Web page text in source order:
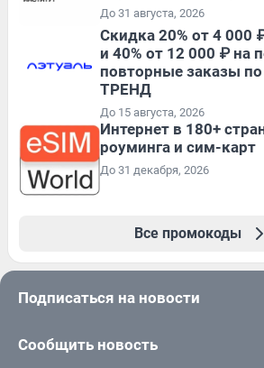
До 31 августа, 2026
Скидка 20% от 4 000
и 40% от 12 000 ₽ на
повторные заказы
ТРЕНД
До 15 августа, 2026
Интернет в 180+
роуминга и сим-карт
До 31 декабря, 2026
Все промокоды
Подписаться на новости
Сообщить новость